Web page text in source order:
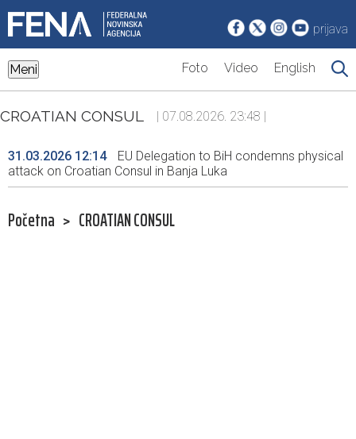
prijava
Meni Foto Video English
CROATIAN CONSUL | 07.08.2026. 23:48 |
31.03.2026 12:14
EU Delegation to BiH condemns physical
attack on Croatian Consul in Banja Luka
Početna > CROATIAN CONSUL